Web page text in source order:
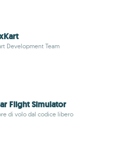
Development Team
Flight Simulator
di volo dal codice libero